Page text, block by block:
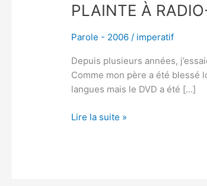
PLAINTE À
Parole - 2006 / imperatif
Depuis plusieurs années,
Comme mon père a été blessé
langues mais le DVD a été […]
Lire la suite »